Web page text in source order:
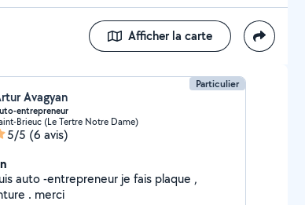
Afficher la carte
Particulier
Avagyan
entrepreneur
Brieuc (Le Tertre Notre Dame)
5/5 (6 avis)
auto -entrepreneur je fais plaque ,
. merci